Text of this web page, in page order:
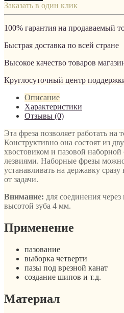
Заказать в один клик
100% гарантия на продаваемый
Быстрая доставка по всей стране
Высокое качество товаров
Круглосуточный центр
Описание
Характеристики
Отзывы (0)
Эта фреза позволяет работать на
Конструктивно она состоят из
хвостовиком и пазовой
лезвиями. Наборные фрезы
устанавливать на державку
от задачи.
Внимание: для соединения
высотой зуба 4 мм.
Применение
пазование
выборка четверти
пазы под врезной канат
создание шипов и т.д.
Материал